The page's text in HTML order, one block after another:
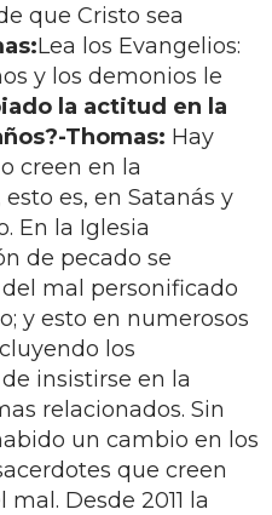
que Cristo sea
Lea los Evangelios:
y los demonios le
la actitud en la
-Thomas: Hay
creen en la
es, en Satanás y
En la Iglesia
de pecado se
mal personificado
y esto en numerosos
los
insistirse en la
relacionados. Sin
un cambio en los
que creen
Desde 2011 la